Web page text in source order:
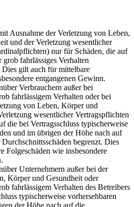
Ausnahme der Verletzung von Leben,
und der Verletzung wesentlicher
nur für Schäden, die auf
grob fahrlässiges Verhalten
gilt auch für mittelbare
entgangenen Gewinn.
Verbrauchern außer bei
fahrlässigem Verhalten oder bei
von Leben, Körper und
wesentlicher Vertragspflichten
die bei Vertragsschluss typischerweise
und im übrigen der Höhe nach auf
begrenzt. Dies
Folgeschäden wie insbesondere
Unternehmern außer bei der
Körper und Gesundheit oder
fahrlässigem Verhalten des Betreibers
typischerweise vorhersehbaren